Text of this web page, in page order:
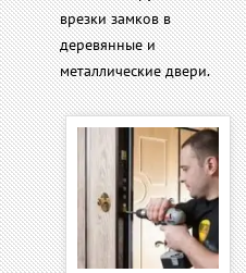
врезки замков в
деревянные и
металлические двери.